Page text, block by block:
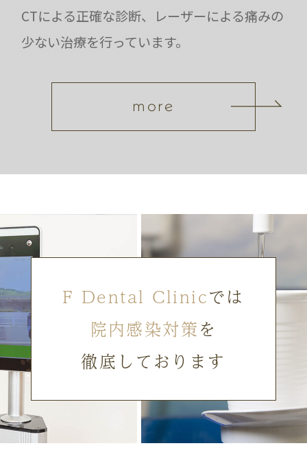
CTによる正確な診断、レーザーによる痛みの
少ない治療を行っています。
more
F Dental Clinicでは
院内感染対策を
徹底しております